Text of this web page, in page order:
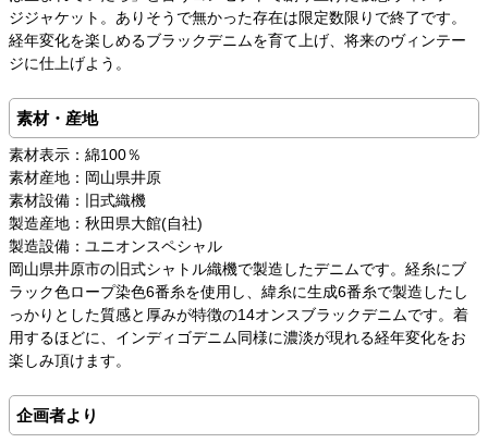
ジジャケット。ありそうで無かった存在は限定数限りで終了です。
経年変化を楽しめるブラックデニムを育て上げ、将来のヴィンテー
ジに仕上げよう。
素材・産地
素材表示：綿100％
素材産地：岡山県井原
素材設備：旧式織機
製造産地：秋田県大館(自社)
製造設備：ユニオンスペシャル
岡山県井原市の旧式シャトル織機で製造したデニムです。経糸にブ
ラック色ロープ染色6番糸を使用し、緯糸に生成6番糸で製造したし
っかりとした質感と厚みが特徴の14オンスブラックデニムです。着
用するほどに、インディゴデニム同様に濃淡が現れる経年変化をお
楽しみ頂けます。
企画者より